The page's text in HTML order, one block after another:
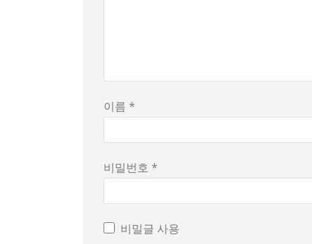
이름 *
비밀번호 *
비밀글 사용